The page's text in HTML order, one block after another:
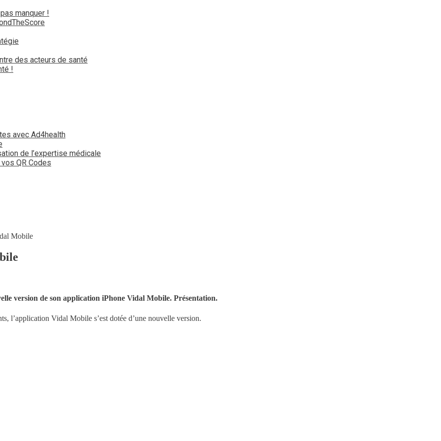
manquer !
des acteurs de santé
!
avec Ad4health
de l’expertise médicale
QR Codes
Mobile
version de son application iPhone Vidal Mobile. Présentation.
l’application Vidal Mobile s’est dotée d’une nouvelle version.